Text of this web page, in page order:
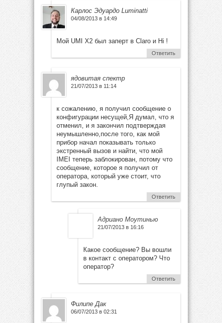
Карлос Эдуардо Luminatti
04/08/2013 в 14:49
Мой UMI X2 был заперт в Claro и Hi !
Ответить
ядовитая спектр
21/07/2013 в 11:14
к сожалению, я получил сообщение о
конфигурации несущей,Я думал, что я
отменил, и я закончил подтверждая
неумышленно,после того, как мой
прибор начал показывать только
экстренный вызов и найти, что мой
IMEI теперь заблокирован, потому что
сообщение, которое я получил от
оператора, который уже стоит, что
глупый закон.
Ответить
Адриано Моутинью
21/07/2013 в 16:16
Какое сообщение? Вы вошли
в контакт с оператором? Что
оператор?
Ответить
Филипе Дак
06/07/2013 в 02:31